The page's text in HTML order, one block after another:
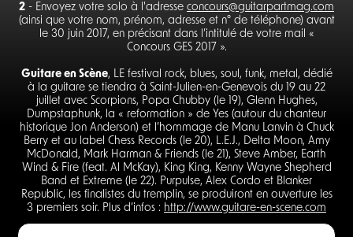
2 - Envoyez votre solo à l'adresse concours@guitarpartmag.com
(ainsi que votre nom, prénom, adresse et n° de téléphone) avant
le 30 juin 2017, en précisant dans l’intitulé de votre mail «
Concours GES 2017 ».
Guitare en Scène, LE festival rock, blues, soul, funk, metal, dédié
à la guitare se tiendra à Saint-Julien-en-Genevois du 19 au 22
juillet avec Scorpions, Popa Chubby (le 19), Glenn Hughes,
Dumpstaphunk, la « reformation » de Yes (autour du chanteur
historique Jon Anderson) et l’hommage de Manu Lanvin à Chuck
Berry et au label Chess Records (le 20), L.E.J., Delta Moon, Amy
McDonald, Mark Harman & Friends (le 21), Steve Amber, Earth
Wind & Fire (feat. Al McKay), King King, Kenny Wayne Shepherd
Band et Extreme (le 22). Purpulse, Alex Cordo et Blanker
Republic, les finalistes du tremplin, se produiront en ouverture les
3 premiers soir. Plus d’infos : http://www.guitare-en-scene.com